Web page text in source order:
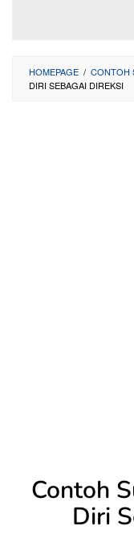
HOMEPAGE / CONTOH
DIRI SEBAGAI DIREKSI
Contoh
Diri